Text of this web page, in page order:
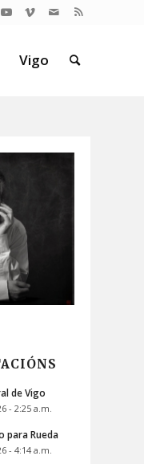
Vigo
de Vigo
- 2:25 a.m.
para Rueda
- 4:14 a.m.